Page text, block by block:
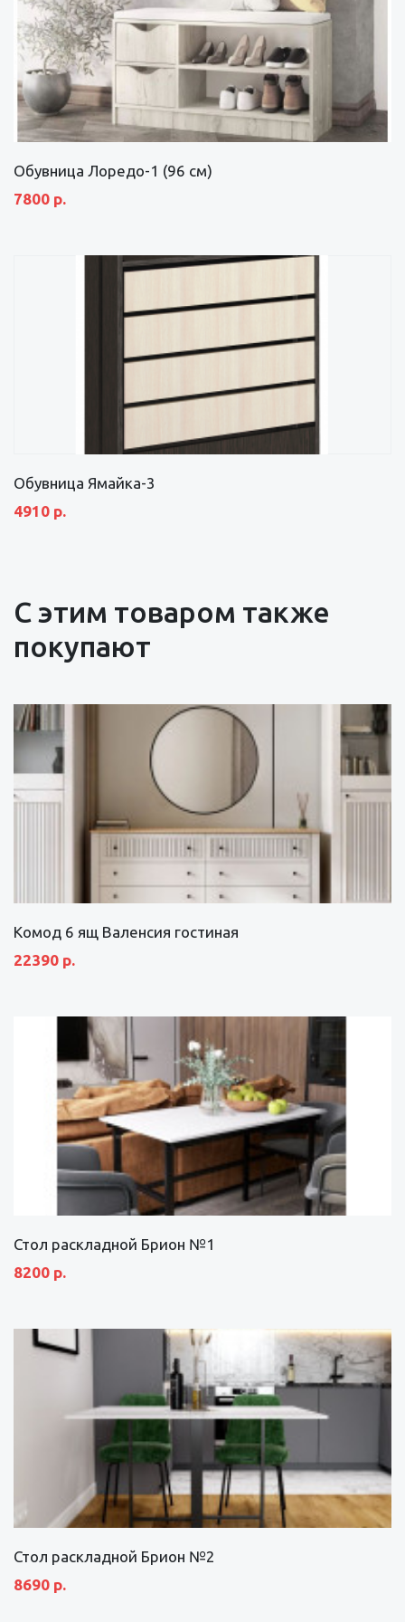
Обувница Лоредо-1 (96 см)
7800 р.
Обувница Ямайка-3
4910 р.
С этим товаром также
покупают
Комод 6 ящ Валенсия гостиная
22390 р.
Стол раскладной Брион №1
8200 р.
Стол раскладной Брион №2
8690 р.